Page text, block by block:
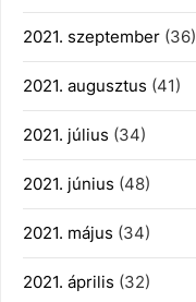
2021. szeptember (36)
2021. augusztus (41)
2021. július (34)
2021. június (48)
2021. május (34)
2021. április (32)